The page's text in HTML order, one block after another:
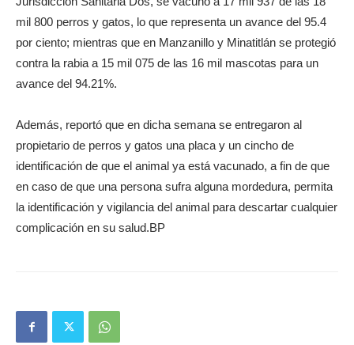
mil 800 perros y gatos, lo que representa un avance del 95.4
por ciento; mientras que en Manzanillo y Minatitlán se protegió
contra la rabia a 15 mil 075 de las 16 mil mascotas para un
avance del 94.21%.
Además, reportó que en dicha semana se entregaron al
propietario de perros y gatos una placa y un cincho de
identificación de que el animal ya está vacunado, a fin de que
en caso de que una persona sufra alguna mordedura, permita
la identificación y vigilancia del animal para descartar cualquier
complicación en su salud.BP